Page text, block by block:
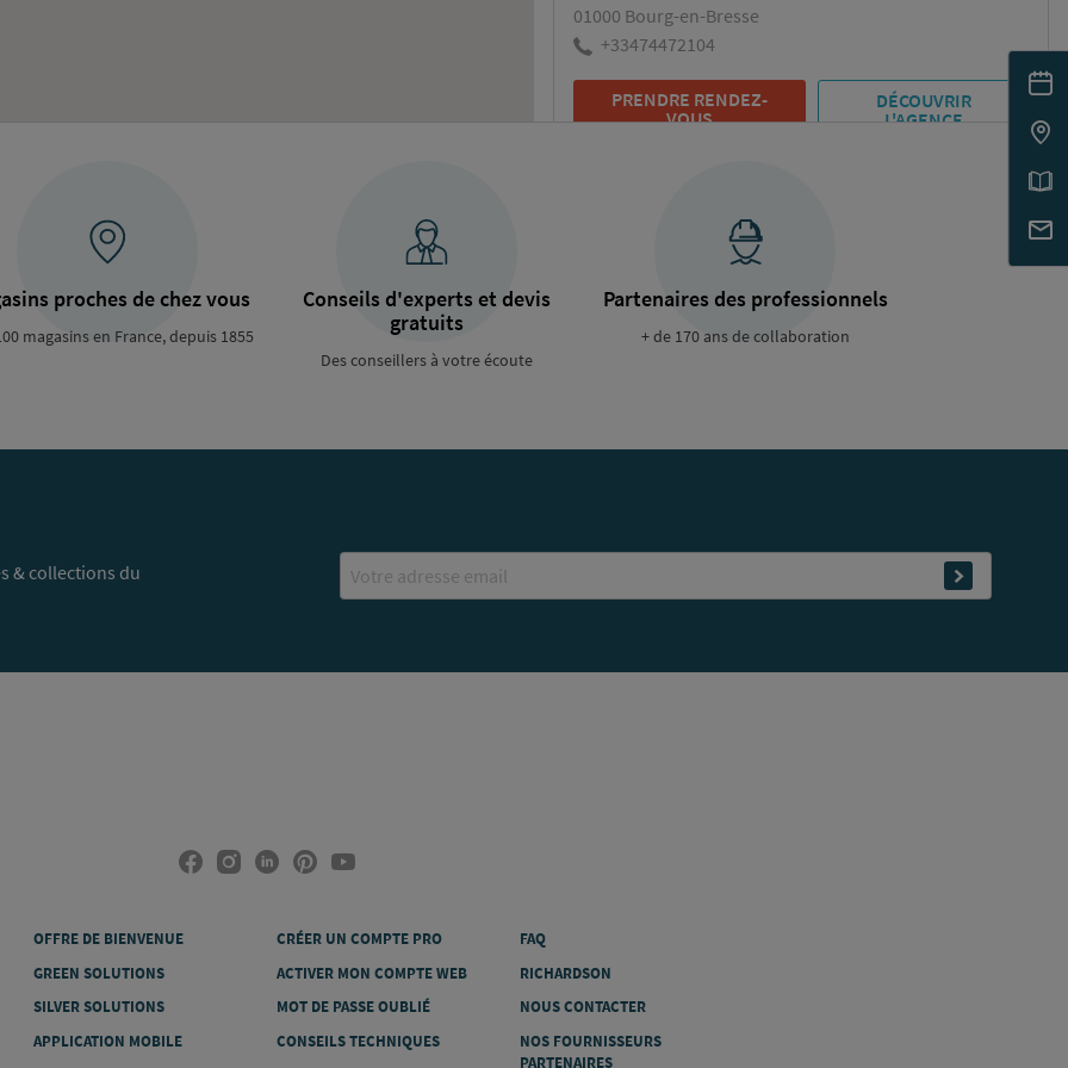
01000 Bourg-en-Bresse
+33474472104
PRENDRE RENDEZ-
VOUS
DÉCOUVRIR
L'AGENCE
153 Avenue de la Capelado
+33434439092
+33457360252
Lot 17 et 18
69570 Dardilly
proches de chez vous
magasins en France, depuis 1855
Conseils d'experts et devis
gratuits
Des conseillers à votre écoute
Partenaires des professionnels
+ de 170 ans de collaboration
& collections du SOUMETTRE
OFFRE DE BIENVENUE
GREEN SOLUTIONS
SILVER SOLUTIONS
APPLICATION MOBILE
CRÉER UN COMPTE PRO
ACTIVER MON COMPTE WEB
MOT DE PASSE OUBLIÉ
CONSEILS TECHNIQUES
FAQ
RICHARDSON
NOUS CONTACTER
NOS FOURNISSEURS
PARTENAIRES